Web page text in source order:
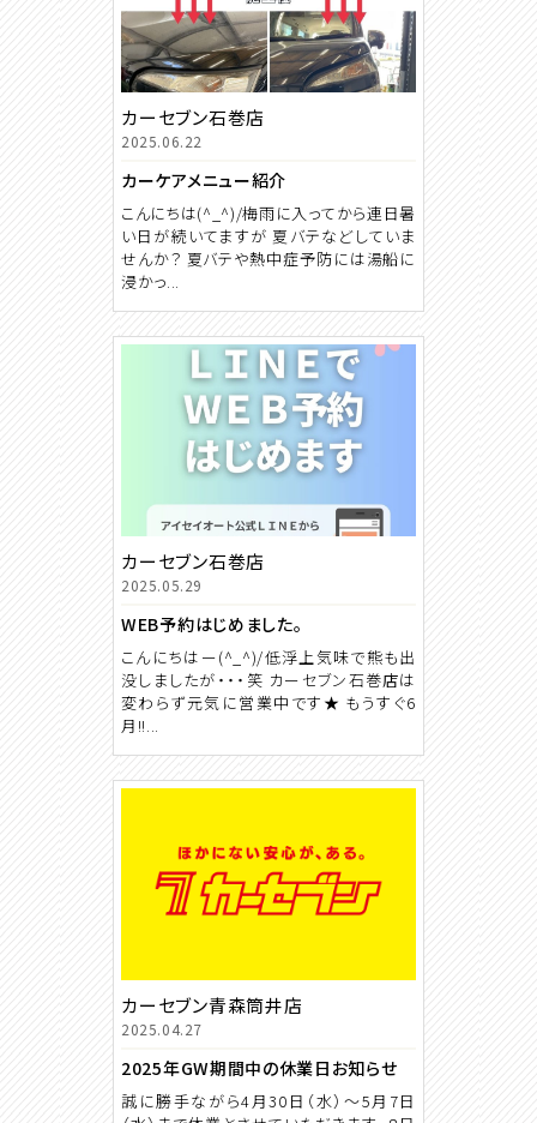
カーセブン石巻店
2025.06.22
カーケアメニュー紹介
こんにちは(^_^)/梅雨に入ってから連日暑
い日が続いてますが 夏バテなどしていま
せんか？ 夏バテや熱中症予防には湯船に
浸かっ...
カーセブン石巻店
2025.05.29
WEB予約はじめました。
こんにちはー(^_^)/低浮上気味で熊も出
没しましたが・・・笑 カーセブン石巻店は
変わらず元気に営業中です★ もうすぐ6
月!!...
カーセブン青森筒井店
2025.04.27
2025年GW期間中の休業日お知らせ
誠に勝手ながら4月30日（水）～5月7日